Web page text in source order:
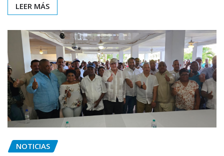
LEER MÁS
NOTICIAS